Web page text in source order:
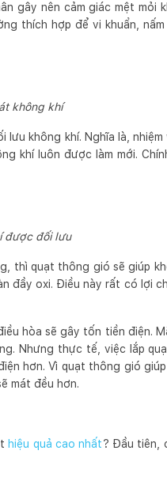
gây nên cảm giác mệt mỏi
thích hợp để vi khuẩn,
không khí
không khí. Nghĩa là, nhiệm
khí luôn được làm mới.
được đối lưu
thì quạt thông gió sẽ giúp
đầy oxi. Điều này rất có lợi
hòa sẽ gây tốn tiền điện.
Nhưng thực tế, việc lắp
hơn. Vì quạt thông gió
mát đều hơn.
hiệu quả cao nhất? Đầu tiên,